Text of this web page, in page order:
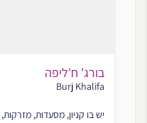
בורג' ח'ליפה
Burj Khalifa
יש בו קניון, מסעדות,